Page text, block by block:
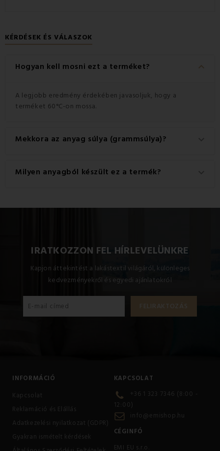
KÉRDÉSEK ÉS VÁLASZOK
Hogyan kell mosni ezt a terméket? keyboard_arrow_down
A legjobb eredmény érdekében javasoljuk, hogy a
terméket 60°C-on mossa.
Mekkora az anyag súlya (grammsúlya)?
A termékhez használt anyag súlya 140 g/m2.
Milyen anyagból készült ez a termék?
IRATKOZZON FEL HÍRLEVELÜNKRE
Kapjon áttekintést a lakástextil világáról, különleges
kedvezményekről és egyedi ajánlatokról
INFORMÁCIÓ
Kapcsolat
Reklamáció és Elállás
Adatkezelési nyilatkozat (GDPR)
Gyakran ismételt kérdések
KAPCSOLAT
+36 1 323 7346 (8:00 -
12:00)
info@emishop.hu
CÉGINFÓ
EMI EU s.r.o.